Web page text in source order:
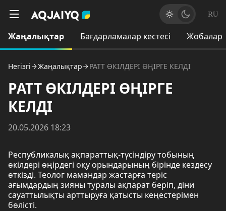
RU
Жаңалықтар Бағдарламалар кестесі Жобалар
Негізгі Жаңалықтар РАТТ ӨКІЛДЕРІ ӨҢІРГЕ КЕЛДІ
РАТТ ӨКІЛДЕРІ ӨҢІРГЕ
КЕЛДІ
20.05.2026 18:23
Республикалық ақпараттық-түсіндіру тобының
өкілдері өңірдегі оқу орындарының бірінде кездесу
өткізді. Теолог мамандар жастарға теріс
ағымдардың зияны туралы ақпарат беріп, діни
сауаттылықты арттыруға қатысты кеңестерімен
бөлісті.